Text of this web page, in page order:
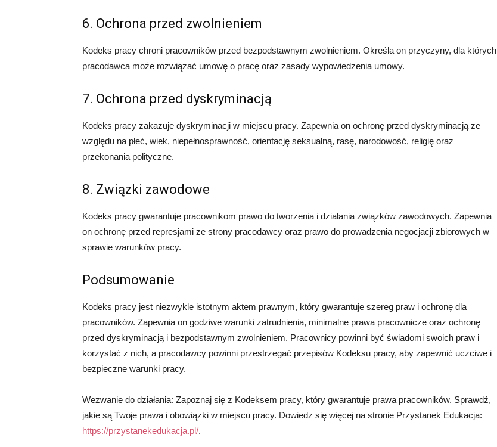
6. Ochrona przed zwolnieniem
Kodeks pracy chroni pracowników przed bezpodstawnym zwolnieniem. Określa on przyczyny, dla których
pracodawca może rozwiązać umowę o pracę oraz zasady wypowiedzenia umowy.
7. Ochrona przed dyskryminacją
Kodeks pracy zakazuje dyskryminacji w miejscu pracy. Zapewnia on ochronę przed dyskryminacją ze
względu na płeć, wiek, niepełnosprawność, orientację seksualną, rasę, narodowość, religię oraz
przekonania polityczne.
8. Związki zawodowe
Kodeks pracy gwarantuje pracownikom prawo do tworzenia i działania związków zawodowych. Zapewnia
on ochronę przed represjami ze strony pracodawcy oraz prawo do prowadzenia negocjacji zbiorowych w
sprawie warunków pracy.
Podsumowanie
Kodeks pracy jest niezwykle istotnym aktem prawnym, który gwarantuje szereg praw i ochronę dla
pracowników. Zapewnia on godziwe warunki zatrudnienia, minimalne prawa pracownicze oraz ochronę
przed dyskryminacją i bezpodstawnym zwolnieniem. Pracownicy powinni być świadomi swoich praw i
korzystać z nich, a pracodawcy powinni przestrzegać przepisów Kodeksu pracy, aby zapewnić uczciwe i
bezpieczne warunki pracy.
Wezwanie do działania: Zapoznaj się z Kodeksem pracy, który gwarantuje prawa pracowników. Sprawdź,
jakie są Twoje prawa i obowiązki w miejscu pracy. Dowiedz się więcej na stronie Przystanek Edukacja:
https://przystanekedukacja.pl/.